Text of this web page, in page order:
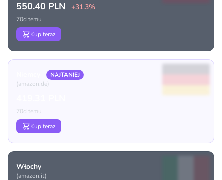
550.40 PLN +31.3%
70d temu
Kup teraz
NAJTANIEJ
(amazon.de)
70d temu
Kup teraz
Włochy
(amazon.it)